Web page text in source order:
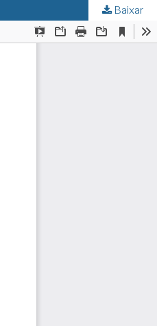
Baixar